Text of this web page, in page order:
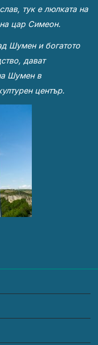
тук е люлката на
цар Симеон.
Шумен и богатото
дават
Шумен в
център.